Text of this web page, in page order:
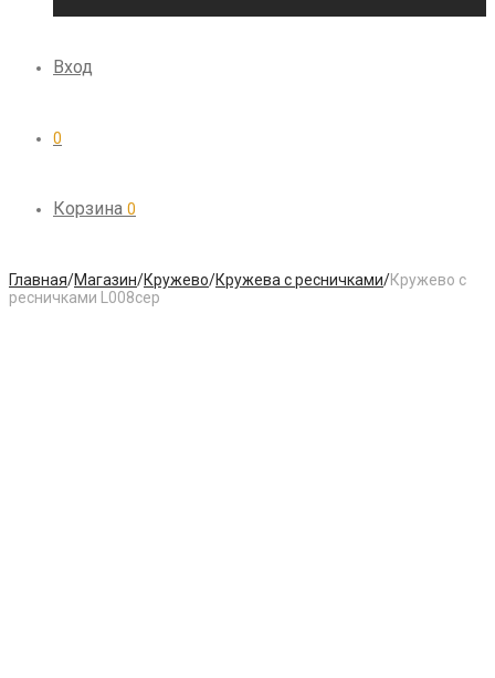
Вход
0
Корзина 0
Главная/Магазин/Кружево/Кружева с ресничками/Кружево с
ресничками L008сер